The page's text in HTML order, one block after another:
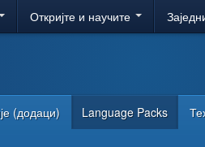
Откријте и научите
(додаци) Language Packs